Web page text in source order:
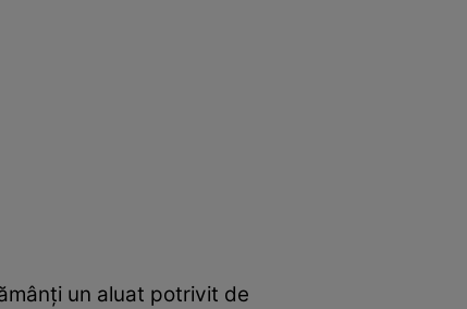
un aluat potrivit de